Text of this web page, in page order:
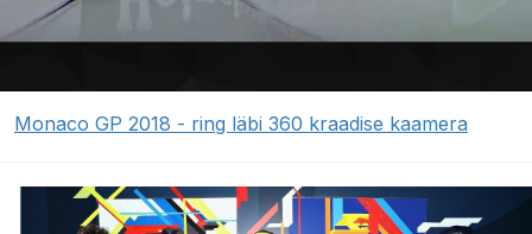
Monaco GP 2018 - ring läbi 360 kraadise kaamera